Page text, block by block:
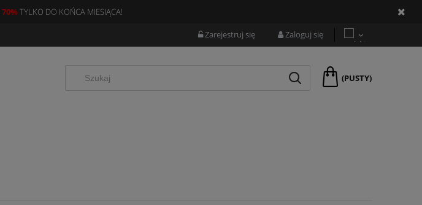
70%TYLKO DO KOŃCA MIESIĄCA!
Zarejestruj się Zaloguj się
(PUSTY)